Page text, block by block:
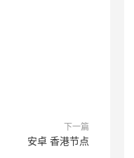
下一篇
安卓 香港节点